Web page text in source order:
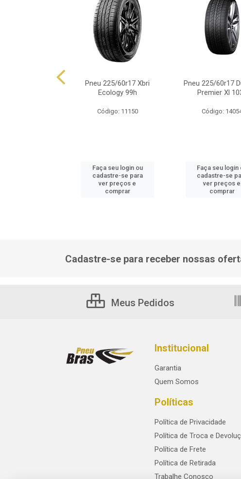
Pneu 225/60r17 Xbri
Ecology 99h
Código: 11150
Faça seu login ou
cadastre-se para
ver preços e
comprar
Pneu 225/60r17
Premier Xl
Código:
Faça seu login
cadastre-se
ver preços e
comprar
Cadastre-se para receber nossas
Meus Pedidos
Institucional
Garantia
Quem Somos
Políticas
Política de Privacidade
Política de Troca e
Política de Frete
Política de Retirada
Trabalhe Conosco